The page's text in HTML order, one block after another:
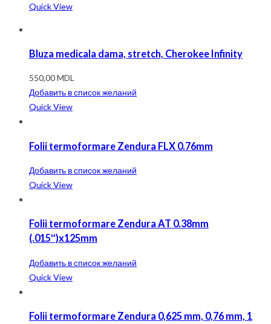
Quick View
Bluza medicala dama, stretch, Cherokee Infinity
550,00MDL
Добавить в список желаний
Quick View
Folii termoformare Zendura FLX 0.76mm
Добавить в список желаний
Quick View
Folii termoformare Zendura AT 0.38mm
(.015″)x125mm
Добавить в список желаний
Quick View
Folii termoformare Zendura 0,625 mm, 0,76 mm, 1